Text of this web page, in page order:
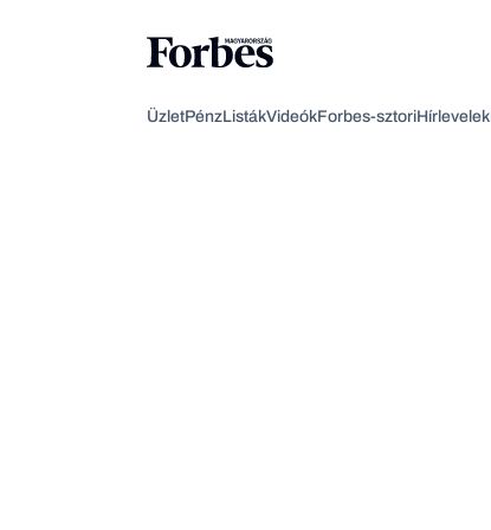
ÜzletPénzListákVideókForbes-sztoriHírlevelek